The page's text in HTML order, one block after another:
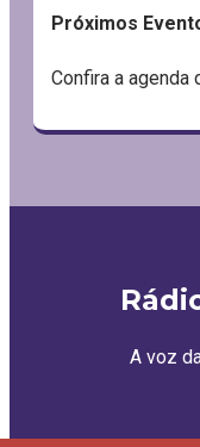
Próximos
Confira a
A voz